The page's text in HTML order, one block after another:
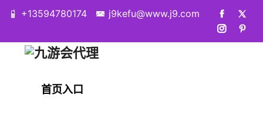
+13594780174 j9kefu@www.j9.com
首页入口